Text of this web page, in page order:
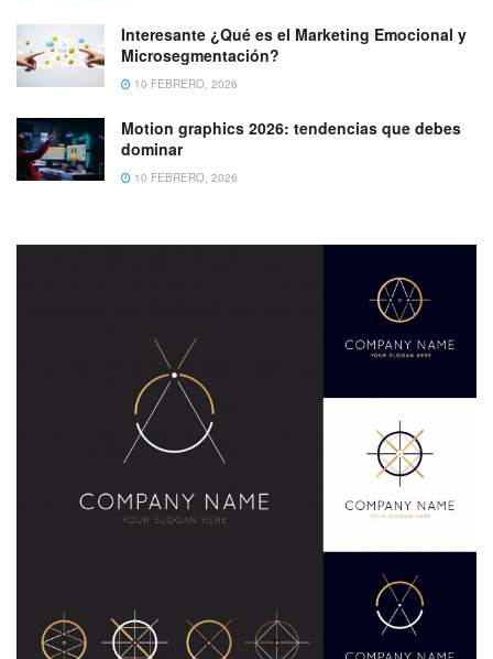
Interesante ¿Qué es el Marketing Emocional y
Microsegmentación?
10 FEBRERO, 2026
Motion graphics 2026: tendencias que debes
dominar
10 FEBRERO, 2026